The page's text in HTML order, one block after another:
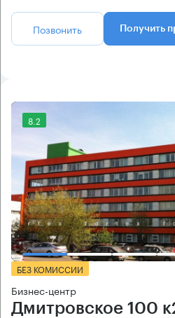
Позвонить Получить
8.2
БЕЗ КОМИССИИ
Бизнес-центр
Дмитровское 100